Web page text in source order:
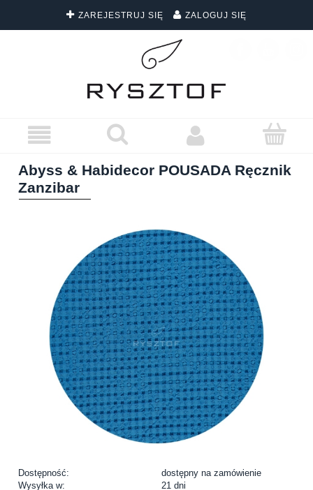
ZAREJESTRUJ SIĘ ZALOGUJ SIĘ
DARMOWA DOSTAWA WSZYSTKICH ZAMÓWIEŃ
Abyss & Habidecor POUSADA Ręcznik
Zanzibar
Dostępność:
dostępny na zamówienie
Wysyłka w:
21 dni